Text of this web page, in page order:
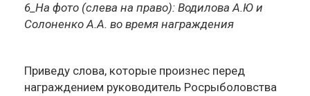
6_На фото (слева на право): Водилова А.Ю и
Солоненко А.А. во время награждения
Приведу слова, которые произнес перед
награждением руководитель Росрыболовства